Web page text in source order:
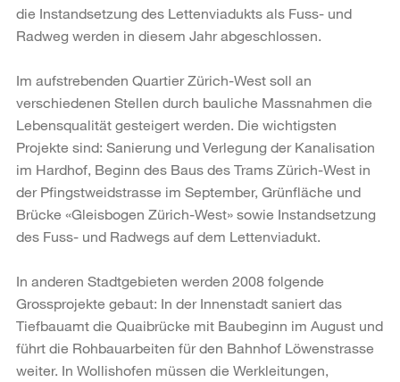
die Instandsetzung des Lettenviadukts als Fuss- und
Radweg werden in diesem Jahr abgeschlossen.
Im aufstrebenden Quartier Zürich-West soll an
verschiedenen Stellen durch bauliche Massnahmen die
Lebensqualität gesteigert werden. Die wichtigsten
Projekte sind: Sanierung und Verlegung der Kanalisation
im Hardhof, Beginn des Baus des Trams Zürich-West in
der Pfingstweidstrasse im September, Grünfläche und
Brücke «Gleisbogen Zürich-West» sowie Instandsetzung
des Fuss- und Radwegs auf dem Lettenviadukt.
In anderen Stadtgebieten werden 2008 folgende
Grossprojekte gebaut: In der Innenstadt saniert das
Tiefbauamt die Quaibrücke mit Baubeginn im August und
führt die Rohbauarbeiten für den Bahnhof Löwenstrasse
weiter. In Wollishofen müssen die Werkleitungen,